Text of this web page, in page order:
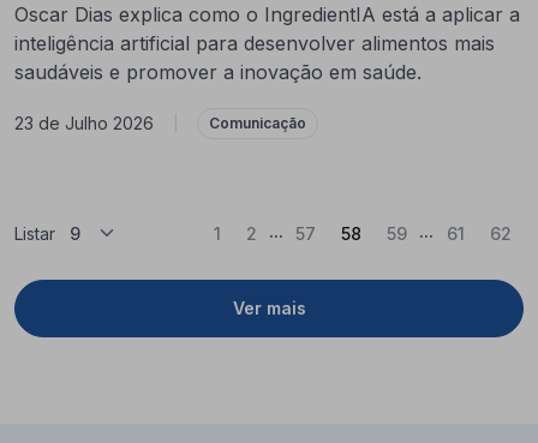
Oscar Dias explica como o IngredientIA está a aplicar a
inteligência artificial para desenvolver alimentos mais
saudáveis e promover a inovação em saúde.
23 de Julho 2026 Comunicação
Listar
Ver mais
1 2 ... 57 58 (Atual)
59 ... 61 62